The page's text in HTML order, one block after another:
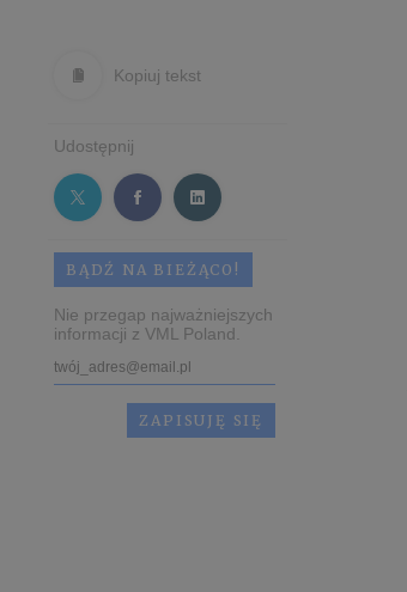
Kopiuj tekst
Udostępnij
BĄDŹ NA BIEŻĄCO!
Nie przegap najważniejszych
informacji z VML Poland.